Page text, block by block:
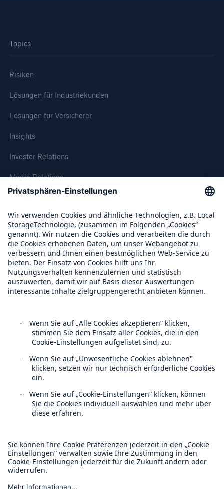
Topics
Risiken
Lösungen für Industriekunden
Lösungen für Versicherer
Insights
Investor Relations
Media Relations
Compliance
Über Munich Re
Munich Re Weltweit
Datenschutz
Rechtliche Hinweise
Sitemap